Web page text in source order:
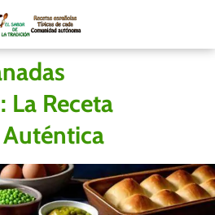
La Receta